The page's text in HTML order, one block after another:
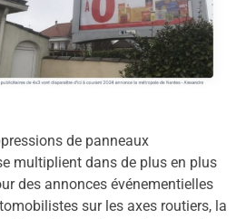
de panneaux
multiplient dans de plus en plus
des annonces événementielles
sur les axes routiers, la